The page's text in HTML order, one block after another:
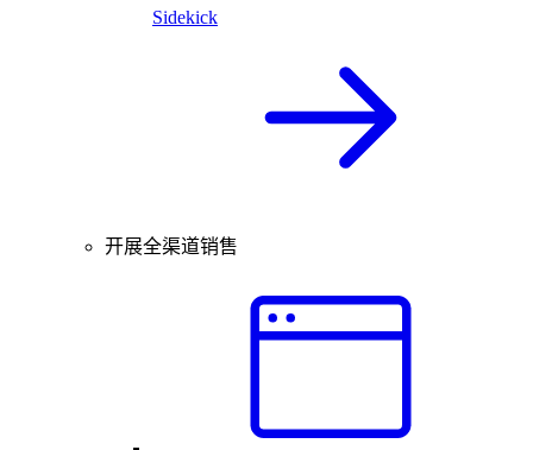
Sidekick
开展全渠道销售